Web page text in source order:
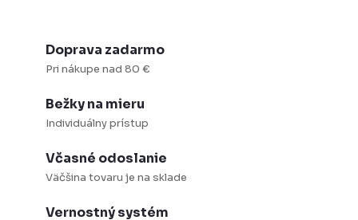
Doprava zadarmo
Pri nákupe nad 80 €
Bežky na mieru
Individuálny prístup
Včasné odoslanie
Väčšina tovaru je na sklade
Vernostný systém